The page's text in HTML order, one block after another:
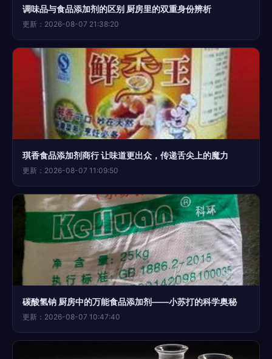
调味品与食品添加剂的区别 厨房里的双重身份辨析
更新：2026-08-07 21:38:20
琪香食品添加剂商行 让味道更出众，传递舌尖上的魔力
更新：2026-08-07 11:09:50
碳酸氢钠 厨房中的万能食品添加剂——小苏打的科学奥秘
更新：2026-08-07 10:47:40